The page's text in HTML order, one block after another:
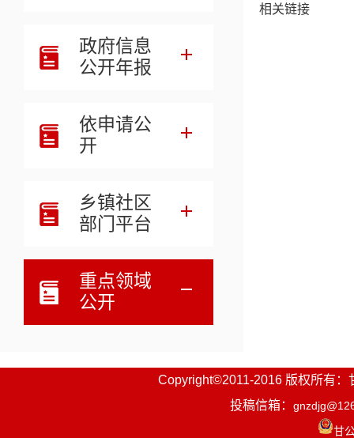
政府信息
公开年报
依申请公
开
乡镇社区
部门平台
重点领域
公开
相关链接
Copyright©2011-2016 版权所有：
投稿信箱：
甘